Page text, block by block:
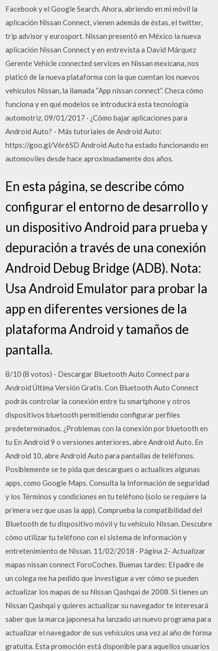
Facebook y el Google Search. Ahora, abriendo en mi móvil la
aplicación Nissan Connect, vienen además de éstas, el twitter,
trip advisor y eurosport. Nissan presentó en México la nueva
aplicación Nissan Connect y en entrevista a David Márquez
Gerente Vehicle connected services en Nissan mexicana, nos
platicó de la nueva plataforma con la que cuentan los nuevos
vehiculos Nissan, la llamada “App nissan connect”. Checa cómo
funciona y en qué modelos se introducirá esta tecnología
automotriz. 09/01/2017 · ¿Cómo bajar aplicaciones para
Android Auto? - Más tutoriales de Android Auto:
https://goo.gl/V6r6SD Android Auto ha estado funcionando en
automoviles desde hace aproximadamente dos años.
En esta página, se describe cómo
configurar el entorno de desarrollo y
un dispositivo Android para prueba y
depuración a través de una conexión
Android Debug Bridge (ADB). Nota:
Usa Android Emulator para probar la
app en diferentes versiones de la
plataforma Android y tamaños de
pantalla.
8/10 (8 votos) - Descargar Bluetooth Auto Connect para
Android Última Versión Gratis. Con Bluetooth Auto Connect
podrás controlar la conexión entre tu smartphone y otros
dispositivos bluetooth permitiendo configurar perfiles
predeterminados. ¿Problemas con la conexión por bluetooth en
tu En Android 9 o versiones anteriores, abre Android Auto. En
Android 10, abre Android Auto para pantallas de teléfonos.
Posiblemente se te pida que descargues o actualices algunas
apps, como Google Maps. Consulta la Información de seguridad
y los Términos y condiciones en tu teléfono (solo se requiere la
primera vez que usas la app). Comprueba la compatibilidad del
Bluetooth de tu dispositivo móvil y tu vehículo Nissan. Descubre
cómo utilizar tu teléfono con el sistema de información y
entretenimiento de Nissan. 11/02/2018 · Página 2- Actualizar
mapas nissan connect ForoCoches. Buenas tardes: El padre de
un colega me ha pedido que investigue a ver cómo se pueden
actualizar los mapas de su Nissan Qashqai de 2008. Si tienes un
Nissan Qashqai y quieres actualizar su navegador te interesará
saber que la marca japonesa ha lanzado un nuevo programa para
actualizar el navegador de sus vehículos una vez al año de forma
gratuita. Esta promoción está disponible para aquellos usuarios